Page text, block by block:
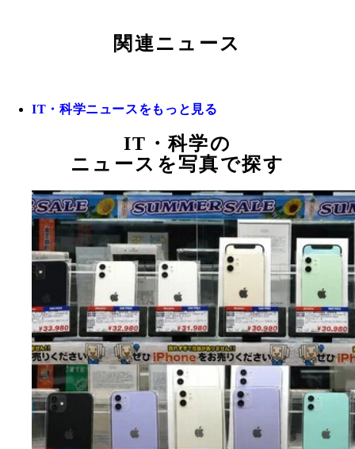
関連ニュース
IT・科学ニュースをもっと見る
IT・科学の
ニュースを写真で探す